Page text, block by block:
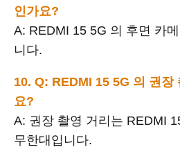
인가요?
A: REDMI 15 5G 의 후면 카
니다.
10. Q: REDMI 15 5G 의 권장
요?
A: 권장 촬영 거리는 REDMI
무한대입니다.